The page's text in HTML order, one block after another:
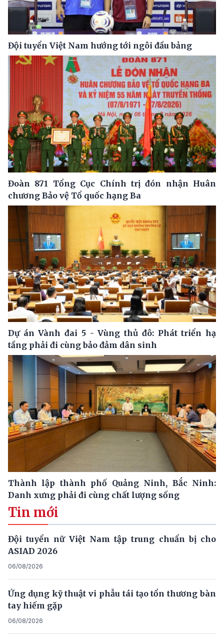
Đội tuyển Việt Nam hướng tới ngôi đầu bảng
Đoàn 871 Tổng Cục Chính trị đón nhận Huân
chương Bảo vệ Tổ quốc hạng Ba
Dự án Vành đai 5 - Vùng thủ đô: Phát triển hạ
tầng phải đi cùng bảo đảm dân sinh
Thành lập thành phố Quảng Ninh, Bắc Ninh:
Danh xưng phải đi cùng chất lượng sống
Tin mới
Đội tuyển nữ Việt Nam tập trung chuẩn bị cho
ASIAD 2026
06/08/2026
Ứng dụng kỹ thuật vi phẫu tái tạo tổn thương bàn
tay hiếm gặp
06/08/2026